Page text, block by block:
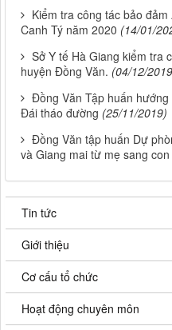
Kiểm tra công tác bảo
Canh Tý năm 2020 (14/01/
Sở Y tế Hà Giang kiểm tra
huyện Đồng Văn. (04/12/
Đồng Văn Tập huấn
Đái tháo đường (25/11/2019)
Đồng Văn tập huấn Dự
và Giang mai từ mẹ sang con
Tin tức
Giới thiệu
Cơ cấu tổ chức
Hoạt động chuyên môn